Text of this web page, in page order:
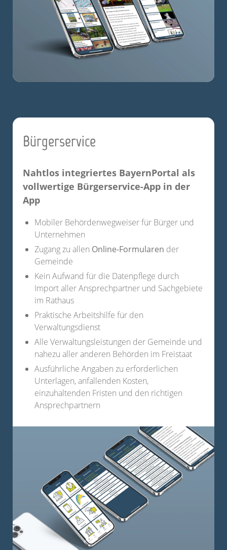
Bürgerservice
Nahtlos integriertes BayernPortal als
vollwertige Bürgerservice-App in der
App
Mobiler Behördenwegweiser für Bürger und
Unternehmen
Zugang zu allen Online-Formularen der
Gemeinde
Kein Aufwand für die Datenpflege durch
Import aller Ansprechpartner und Sachgebiete
im Rathaus
Praktische Arbeitshilfe für den
Verwaltungsdienst
Alle Verwaltungsleistungen der Gemeinde und
nahezu aller anderen Behörden im Freistaat
Ausführliche Angaben zu erforderlichen
Unterlagen, anfallenden Kosten,
einzuhaltenden Fristen und den richtigen
Ansprechpartnern